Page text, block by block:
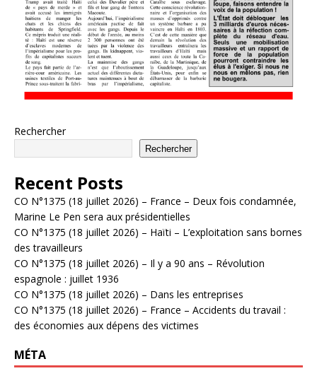
Rechercher
Rechercher
Recent Posts
CO N°1375 (18 juillet 2026) – France – Deux fois condamnée,
Marine Le Pen sera aux présidentielles
CO N°1375 (18 juillet 2026) – Haïti – L’exploitation sans bornes
des travailleurs
CO N°1375 (18 juillet 2026) – Il y a 90 ans – Révolution
espagnole : juillet 1936
CO N°1375 (18 juillet 2026) – Dans les entreprises
CO N°1375 (18 juillet 2026) – France – Accidents du travail :
des économies aux dépens des victimes
MÉTA